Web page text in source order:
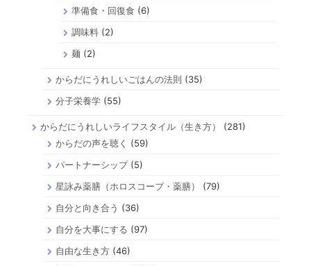
準備食・回復食 (6)
調味料(2)
麺 (2)
からだにうれしいごはんの法則 (35)
分子栄養学 (55)
からだにうれしいライフスタイル（生き方）
(281)
からだの声を聴く
(59)
パートナーシップ(5)
星詠み薬膳（ホロスコープ・薬膳）
(79)
自分と向き合う (36)
自分を大事にする (97)
自由な生き方 (46)